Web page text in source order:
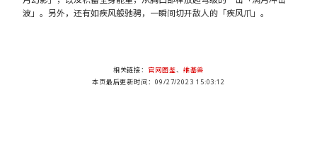
波」。另外，还有如疾风般驰骋，一瞬间切开敌人的「疾风爪」。
相关链接： 官网图鉴、 维基兽
本页最后更新时间：09/27/2023 15:03:12